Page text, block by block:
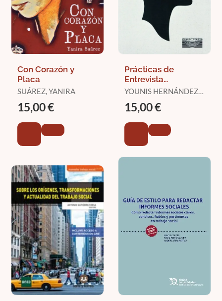
Con Corazón y
Placa
SUÁREZ, YANIRA
15,00 €
Prácticas de
Entrevista
Asociativa para
Bienestar de las
Vulnerables
YOUNIS HERNÁNDEZ,
15,00 €